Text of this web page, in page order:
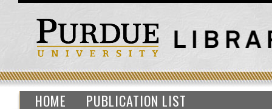
HOME PUBLICATION LIST